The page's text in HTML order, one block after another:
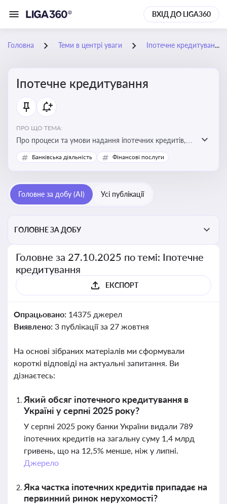
ВХІД ДО LIGA360
Головна Теми в центрі уваги Іпотечне кредитування
Іпотечне кредитування
ПРО ЩО ТЕМА:
Про процеси та умови надання іпотечних кредитів,
зміни у законодавстві та тенденції на ринку житла
Банківська діяльність Фінансові послуги
Головне за добу (AI) Усі публікації
ГОЛОВНЕ ЗА ДОБУ
Головне за 27.10.2025 по темі: Іпотечне
кредитування
ЕКСПОРТ
Опрацьовано: 14375 джерел
Виявлено: 3 публікації за 27 жовтня
На основі зібраних матеріалів ми сформували
короткі відповіді на актуальні запитання. Ви
дізнаєтесь:
Який обсяг іпотечного кредитування в
Україні у серпні 2025 року?
У серпні 2025 року банки України видали 789
іпотечних кредитів на загальну суму 1,4 млрд
гривень, що на 12,5% менше, ніж у липні.
Джерело
Яка частка іпотечних кредитів припадає на
первинний ринок нерухомості?